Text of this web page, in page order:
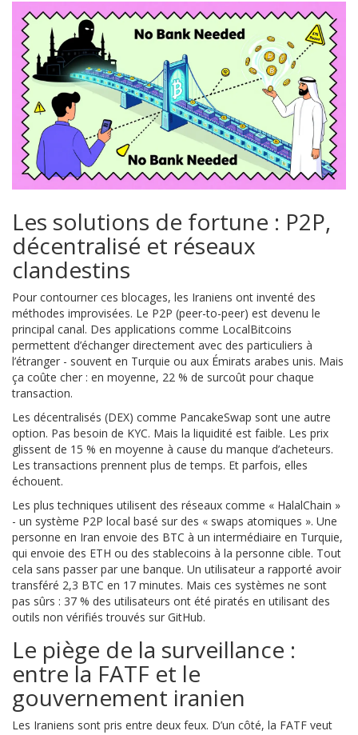
Les solutions de fortune : P2P,
décentralisé et réseaux
clandestins
Pour contourner ces blocages, les Iraniens ont inventé des
méthodes improvisées. Le P2P (peer-to-peer) est devenu le
principal canal. Des applications comme LocalBitcoins
permettent d’échanger directement avec des particuliers à
l’étranger - souvent en Turquie ou aux Émirats arabes unis. Mais
ça coûte cher : en moyenne, 22 % de surcoût pour chaque
transaction.
Les décentralisés (DEX) comme PancakeSwap sont une autre
option. Pas besoin de KYC. Mais la liquidité est faible. Les prix
glissent de 15 % en moyenne à cause du manque d’acheteurs.
Les transactions prennent plus de temps. Et parfois, elles
échouent.
Les plus techniques utilisent des réseaux comme « HalalChain »
- un système P2P local basé sur des « swaps atomiques ». Une
personne en Iran envoie des BTC à un intermédiaire en Turquie,
qui envoie des ETH ou des stablecoins à la personne cible. Tout
cela sans passer par une banque. Un utilisateur a rapporté avoir
transféré 2,3 BTC en 17 minutes. Mais ces systèmes ne sont
pas sûrs : 37 % des utilisateurs ont été piratés en utilisant des
outils non vérifiés trouvés sur GitHub.
Le piège de la surveillance :
entre la FATF et le
gouvernement iranien
Les Iraniens sont pris entre deux feux. D’un côté, la FATF veut